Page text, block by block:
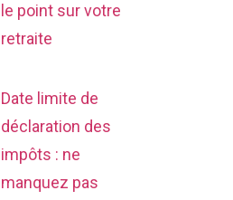
le point sur votre
retraite
Date limite de
déclaration des
impôts : ne
manquez pas